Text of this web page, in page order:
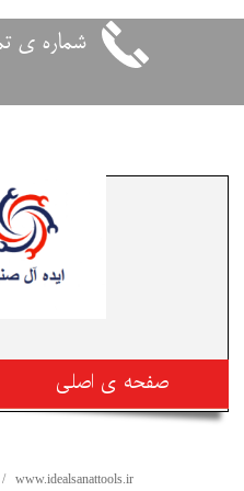
شماره ی تماس :
صفحه ی اصلی
www.idealsanattools.ir